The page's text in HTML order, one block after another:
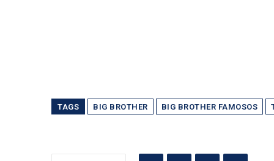
TAGS BIG BROTHER BIG BROTHER FAMOSOS